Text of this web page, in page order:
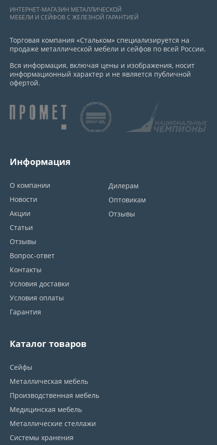
ИНТЕРНЕТ-МАГАЗИН МЕТАЛЛИЧЕСКОЙ
МЕБЕЛИ И СЕЙФОВ С ЖЕЛЕЗНОЙ ГАРАНТИЕЙ
Торговая компания «Стальком» специализируется на
продаже металлической мебели и сейфов по всей России.
Вся информация, включая цены и изображения, носит
информационный характер и не является публичной
офертой.
Информация
О компании
Новости
Акции
Статьи
Отзывы
Вопрос-ответ
Контакты
Условия доставки
Условия оплаты
Гарантия
Дилерам
Оптовикам
Отзывы
Каталог товаров
Сейфы
Металлическая мебель
Производственная мебель
Медицинская мебель
Металлические стеллажи
Системы хранения